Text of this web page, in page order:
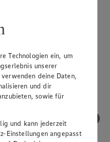
Technologien ein, um
unserer
deine Daten,
und dir
sowie für
und kann jederzeit
Einstellungen angepasst